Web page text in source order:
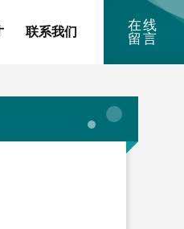
联系我们
在线
留言